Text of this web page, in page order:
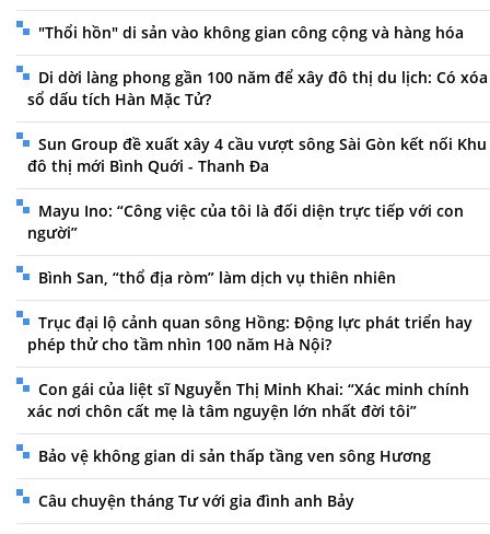
"Thổi hồn" di sản vào không gian công cộng và hàng hóa
Di dời làng phong gần 100 năm để xây đô thị du lịch: Có xóa
sổ dấu tích Hàn Mặc Tử?
Sun Group đề xuất xây 4 cầu vượt sông Sài Gòn kết nối Khu
đô thị mới Bình Quới - Thanh Đa
Mayu Ino: “Công việc của tôi là đối diện trực tiếp với con
người”
Bình San, “thổ địa ròm” làm dịch vụ thiên nhiên
Trục đại lộ cảnh quan sông Hồng: Động lực phát triển hay
phép thử cho tầm nhìn 100 năm Hà Nội?
Con gái của liệt sĩ Nguyễn Thị Minh Khai: “Xác minh chính
xác nơi chôn cất mẹ là tâm nguyện lớn nhất đời tôi”
Bảo vệ không gian di sản thấp tầng ven sông Hương
Câu chuyện tháng Tư với gia đình anh Bảy